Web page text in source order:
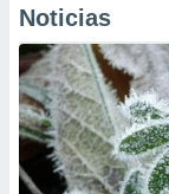
Noticias